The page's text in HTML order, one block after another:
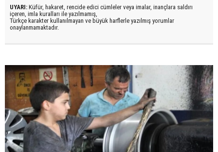
UYARI: Küfür, hakaret, rencide edici cümleler veya imalar, inançlara saldırı
içeren, imla kuralları ile yazılmamış,
Türkçe karakter kullanılmayan ve büyük harflerle yazılmış yorumlar
onaylanmamaktadır.